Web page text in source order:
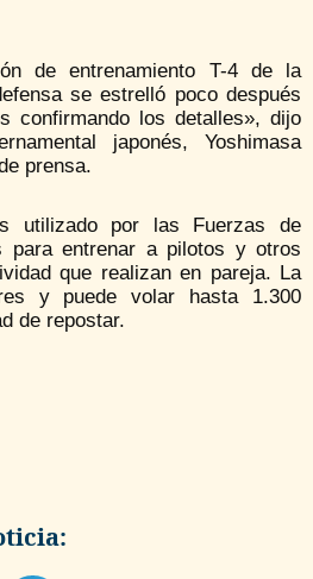
de entrenamiento T-4 de la
se estrelló poco después
confirmando los detalles», dijo
japonés, Yoshimasa
prensa.
utilizado por las Fuerzas de
para entrenar a pilotos y otros
que realizan en pareja. La
y puede volar hasta 1.300
de repostar.